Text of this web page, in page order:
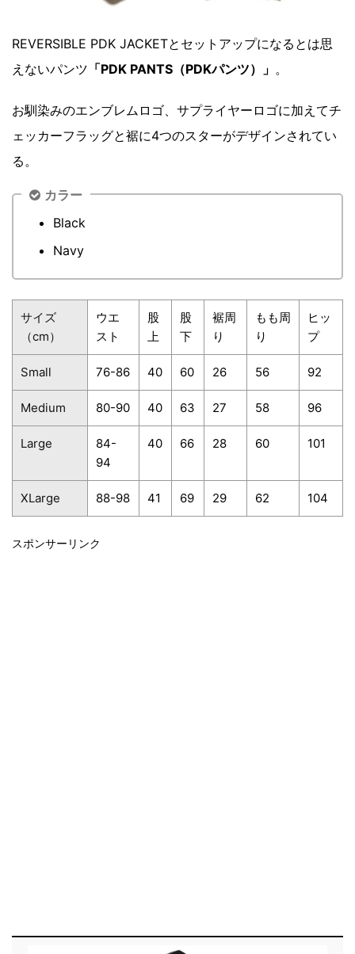
REVERSIBLE PDK JACKETとセットアップになるとは思
えないパンツ 「PDK PANTS（PDKパンツ）」 。
お馴染みのエンブレムロゴ、サプライヤーロゴに加えてチ
ェッカーフラッグと裾に4つのスターがデザインされてい
る。
カラー
Black
Navy
サイズ
（cm）
ウエ
スト
股
上
股
下
裾周
り
もも周
り
ヒッ
プ
Small 76-86 40 60 26 56 92
Medium 80-90 40 63 27 58 96
Large
84-
94
40 66 28 60 101
XLarge 88-98 41 69 29 62 104
スポンサーリンク